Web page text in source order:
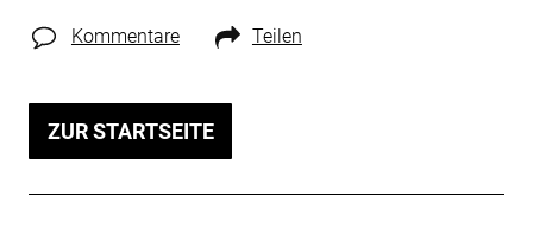
Kommentare Teilen
ZUR STARTSEITE